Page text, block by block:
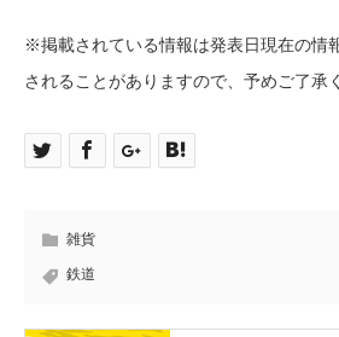
※掲載されている情報は発表日現在の情
されることがありますので、予めご了承
雑貨
鉄道